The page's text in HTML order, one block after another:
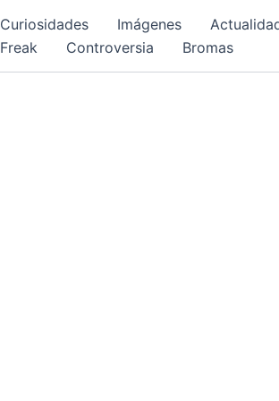
Curiosidades Imágenes
Freak
Controversia Bromas